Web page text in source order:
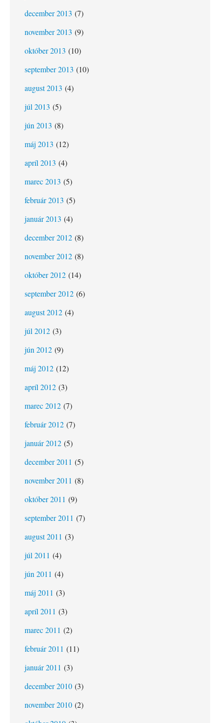
december 2013 (7)
november 2013 (9)
október 2013 (10)
september 2013 (10)
august 2013 (4)
júl 2013 (5)
jún 2013 (8)
máj 2013 (12)
apríl 2013 (4)
marec 2013 (5)
február 2013 (5)
január 2013 (4)
december 2012 (8)
november 2012 (8)
október 2012 (14)
september 2012 (6)
august 2012 (4)
júl 2012 (3)
jún 2012 (9)
máj 2012 (12)
apríl 2012 (3)
marec 2012 (7)
február 2012 (7)
január 2012 (5)
december 2011 (5)
november 2011 (8)
október 2011 (9)
september 2011 (7)
august 2011 (3)
júl 2011 (4)
jún 2011 (4)
máj 2011 (3)
apríl 2011 (3)
marec 2011 (2)
február 2011 (11)
január 2011 (3)
december 2010 (3)
november 2010 (2)